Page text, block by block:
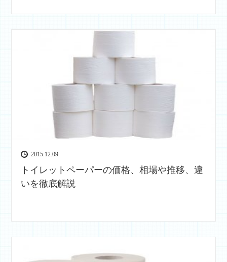
2015.12.09
トイレットペーパーの価格、相場や推移、違
いを徹底解説